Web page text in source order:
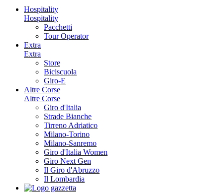
Hospitality
Hospitality
Pacchetti
Tour Operator
Extra
Extra
Store
Biciscuola
Giro-E
Altre Corse
Altre Corse
Giro d'Italia
Strade Bianche
Tirreno Adriatico
Milano-Torino
Milano-Sanremo
Giro d'Italia Women
Giro Next Gen
Il Giro d'Abruzzo
Il Lombardia